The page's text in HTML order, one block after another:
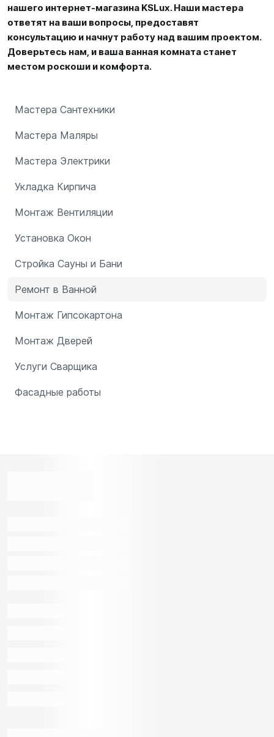
нашего интернет-магазина KSLux. Наши мастера
ответят на ваши вопросы, предоставят
консультацию и начнут работу над вашим проектом.
Доверьтесь нам, и ваша ванная комната станет
местом роскоши и комфорта.
Мастера Сантехники
Мастера Маляры
Мастера Электрики
Укладка Кирпича
Монтаж Вентиляции
Установка Окон
Стройка Сауны и Бани
Ремонт в Ванной
Монтаж Гипсокартона
Монтаж Дверей
Услуги Сварщика
Фасадные работы